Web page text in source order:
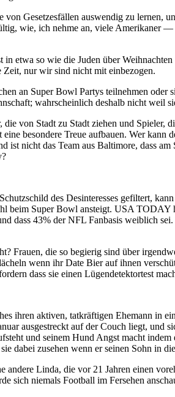
Gesetzesfällen auswendig zu lernen,
wie, ich nehme an, viele Amerikaner
in etwa so wie die Juden über
Zeit, nur wir sind nicht mit einbezogen.
an Super Bowl Partys teilnehmen oder
wahrscheinlich deshalb nicht weil
von Stadt zu Stadt ziehen und Spieler,
besondere Treue aufbauen. Wer
ist nicht das Team aus Baltimore, dass
des Desinteresses gefiltert,
beim Super Bowl ansteigt. USA TODAY
dass 43% der NFL Fanbasis weiblich
Frauen, die so begierig sind über
wenn ihr Date Bier auf ihnen
dass sie einen Lügendetektortest
ihren aktiven, tatkräftigen Ehemann in
ausgestreckt auf der Couch liegt, und
und seinem Hund Angst macht
dabei zusehen wenn er seinen Sohn in
andere Linda, die vor 21 Jahren einen
sich niemals Football im Fersehen